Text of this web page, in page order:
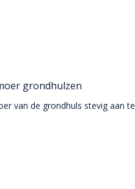
grondhulzen
van de grondhuls stevig aan te